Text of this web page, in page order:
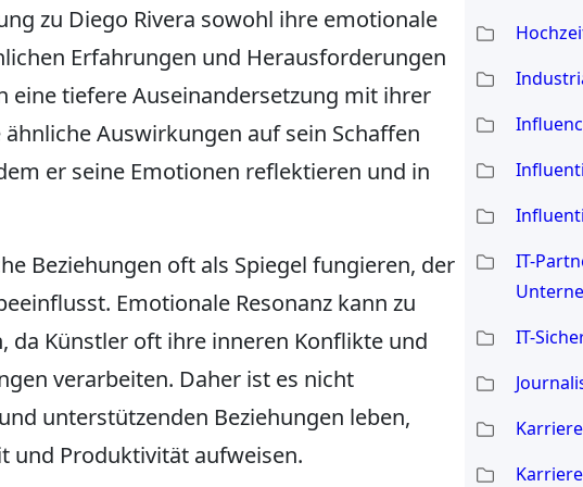
zu Diego Rivera sowohl ihre emotionale
Erfahrungen und Herausforderungen
tiefere Auseinandersetzung mit ihrer
Auswirkungen auf sein Schaffen
er seine Emotionen reflektieren und in
Beziehungen oft als Spiegel fungieren, der
Emotionale Resonanz kann zu
da Künstler oft ihre inneren Konflikte und
verarbeiten. Daher ist es nicht
unterstützenden Beziehungen leben,
und Produktivität aufweisen.
IT-
IT-